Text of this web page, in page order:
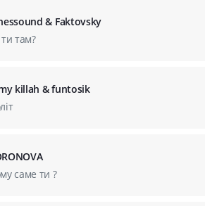
& Faktovsky
там?
killah & funtosik
саме ти ?